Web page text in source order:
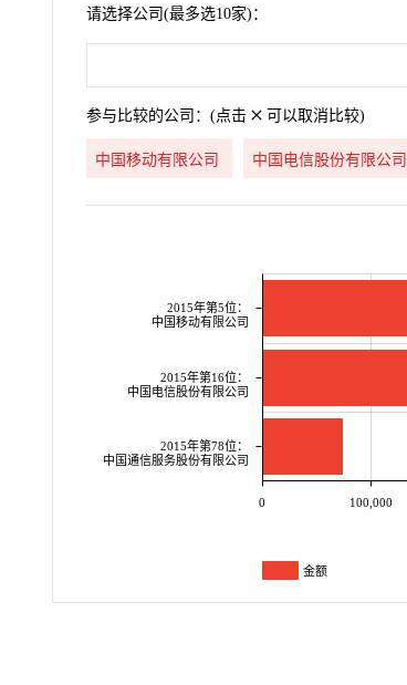
请选择公司(最多选10家)：
参与比较的公司：(点击 可以取消比较)
中国移动有限公司 中国电信股份有限公司
2015年第5位：
中国移动有限公司
2015年第16位：
中国电信股份有限公司
2015年第78位：
中国通信服务股份有限公司
0 100,000
金额